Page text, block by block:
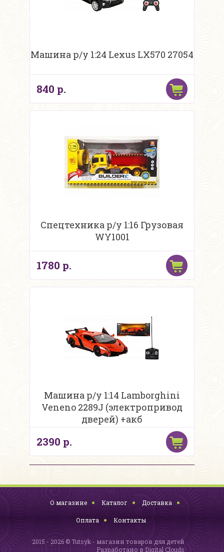
Машина р/у 1:24 Lexus LX570 27054
840 р.
Спецтехника р/у 1:16 Грузовая
WY1001
1780 р.
Машина р/у 1:14 Lamborghini
Veneno 2289J (электропривод
дверей) +акб
2390 р.
О магазине Каталог Доставка
Оплата Контакты
2015 - 2026 © Tutsyk - магазин товаров для детей
Разработано в Digital Clouds